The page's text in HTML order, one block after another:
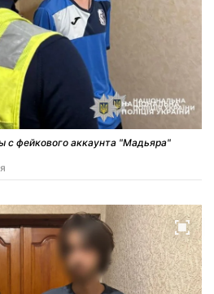
с фейкового аккаунта "Мадьяра"